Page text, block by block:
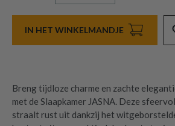
IN HET WINKELMANDJE
Breng tijdloze charme en zachte
met de Slaapkamer JASNA. Deze
straalt rust uit dankzij het